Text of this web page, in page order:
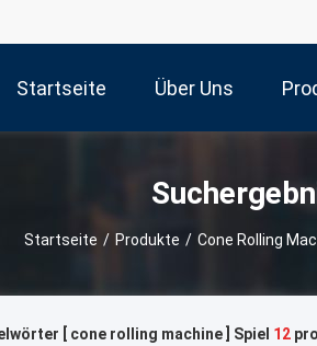
Startseite Über Uns
Startseite / Produkte / Cone Rolling
[ cone rolling machine ] Spiel 12